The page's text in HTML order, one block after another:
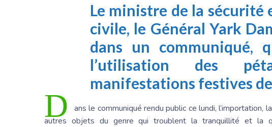
Le ministre de la sécurité
civile, le Général Yark
dans un communiqué,
l’utilisation des
manifestations festives
D
ans le communiqué rendu public ce lundi,
autres objets du genre qui troublent la tranquillité et la